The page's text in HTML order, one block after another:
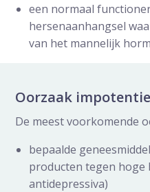
een normaal
hersenaanhangsel
van het mannelijk
Oorzaak impotentie
De meest voorkomende
bepaalde
producten tegen hoge
antidepressiva)